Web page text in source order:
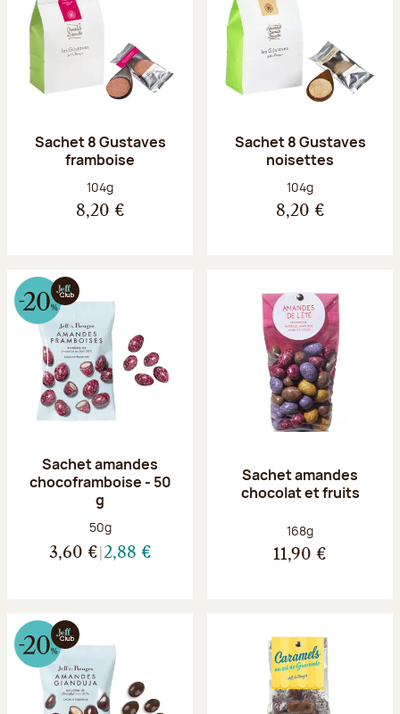
Sachet 8 Gustaves
framboise
Poids net :
104g
8,20 €
Sachet 8 Gustaves
noisettes
Poids net :
104g
8,20 €
Sachet amandes
chocoframboise - 50
g
Poids net :
50g
3,60 € 2,88 €
Sachet amandes
chocolat et fruits
Poids net :
168g
11,90 €